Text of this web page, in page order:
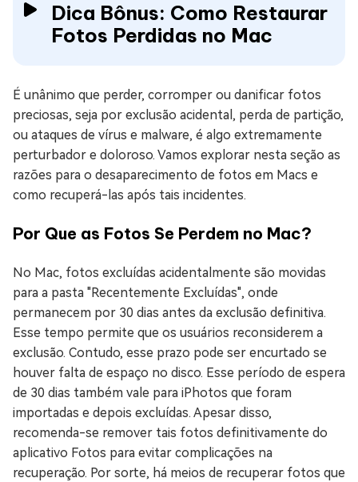
Dica Bônus: Como Restaurar
Fotos Perdidas no Mac
É unânimo que perder, corromper ou danificar fotos
preciosas, seja por exclusão acidental, perda de partição,
ou ataques de vírus e malware, é algo extremamente
perturbador e doloroso. Vamos explorar nesta seção as
razões para o desaparecimento de fotos em Macs e
como recuperá-las após tais incidentes.
Por Que as Fotos Se Perdem no Mac?
No Mac, fotos excluídas acidentalmente são movidas
para a pasta "Recentemente Excluídas", onde
permanecem por 30 dias antes da exclusão definitiva.
Esse tempo permite que os usuários reconsiderem a
exclusão. Contudo, esse prazo pode ser encurtado se
houver falta de espaço no disco. Esse período de espera
de 30 dias também vale para iPhotos que foram
importadas e depois excluídas. Apesar disso,
recomenda-se remover tais fotos definitivamente do
aplicativo Fotos para evitar complicações na
recuperação. Por sorte, há meios de recuperar fotos que